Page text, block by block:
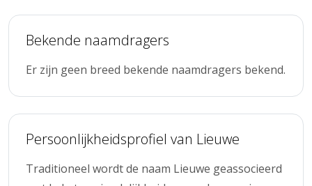
Bekende naamdragers
Er zijn geen breed bekende naamdragers bekend.
Persoonlijkheidsprofiel van Lieuwe
Traditioneel wordt de naam Lieuwe geassocieerd